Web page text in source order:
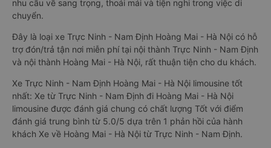
nhu cầu về sang trọng, thoải mái và tiện nghi trong việc di
chuyển.
Đây là loại xe Trực Ninh - Nam Định Hoàng Mai - Hà Nội có hỗ
trợ đón/trả tận nơi miễn phí tại nội thành Trực Ninh - Nam Định
và nội thành Hoàng Mai - Hà Nội, rất thuận tiện cho du khách.
Xe Trực Ninh - Nam Định Hoàng Mai - Hà Nội limousine tốt
nhất: Xe từ Trực Ninh - Nam Định đi Hoàng Mai - Hà Nội
limousine được đánh giá chung có chất lượng Tốt với điểm
đánh giá trung bình từ 5.0/5 dựa trên 1 phản hồi của hành
khách Xe về Hoàng Mai - Hà Nội từ Trực Ninh - Nam Định.